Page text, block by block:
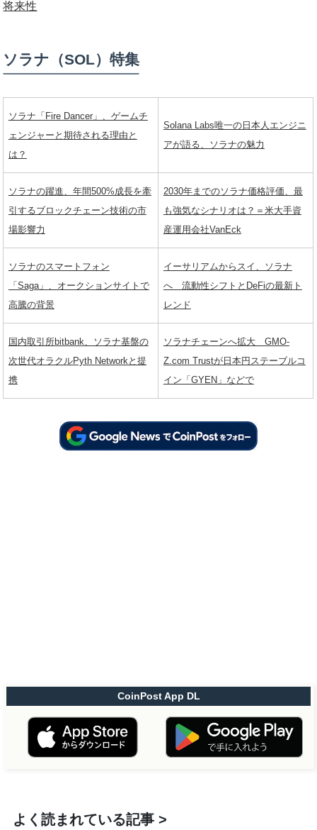
将来性
ソラナ（SOL）特集
ソラナ「Fire Dancer」、ゲームチ
ェンジャーと期待される理由と
は？
Solana Labs唯一の日本人エンジニ
アが語る、ソラナの魅力
ソラナの躍進、年間500%成長を牽
引するブロックチェーン技術の市
場影響力
2030年までのソラナ価格評価、最
も強気なシナリオは？＝米大手資
産運用会社VanEck
ソラナのスマートフォン
「Saga」、オークションサイトで
高騰の背景
イーサリアムからスイ、ソラナ
へ 流動性シフトとDeFiの最新ト
レンド
国内取引所bitbank、ソラナ基盤の
次世代オラクルPyth Networkと提
携
ソラナチェーンへ拡大 GMO-
Z.com Trustが日本円ステーブルコ
イン「GYEN」などで
CoinPost App DL
よく読まれている記事